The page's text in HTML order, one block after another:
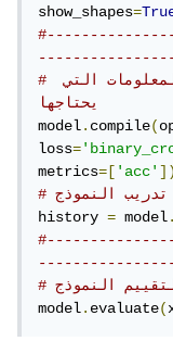
show_shapes=
# ثم نقوم بترجمة النموذج وتمرير المعلومات التي
يحتاجها
model.compile(
loss=
metrics=['acc'])
تدريب النموذج
history = model
model.evaluate(